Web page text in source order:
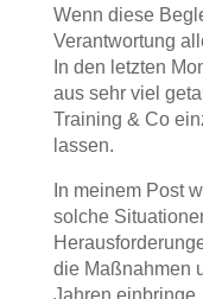
Wenn diese
Verantwortung
In den letzten
aus sehr viel
Training & Co
lassen.
In meinem Post
solche
die Maßnahmen
Jahren